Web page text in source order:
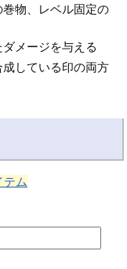
物、レベル固定の
メージを与える
している印の両方
テム